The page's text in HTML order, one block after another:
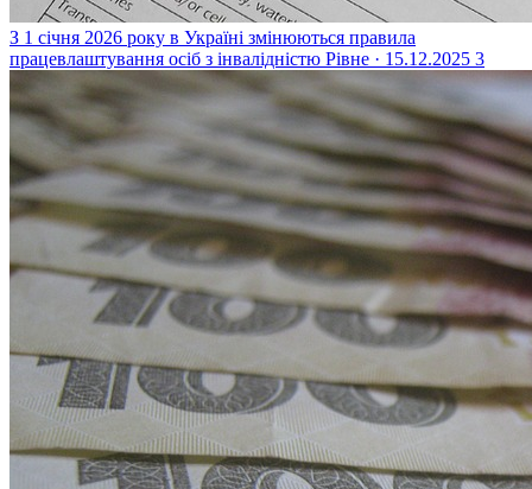
З 1 січня 2026 року в Україні змінюються правила
працевлаштування осіб з інвалідністю Рівне · 15.12.2025 3